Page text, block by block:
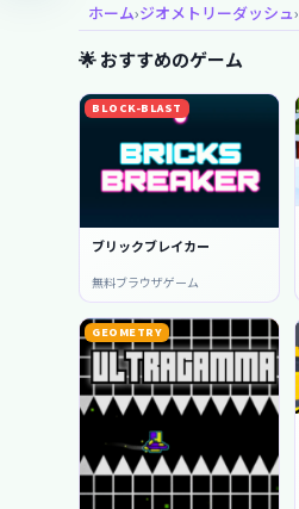
ホーム›ジオメトリーダッシュ›
🌟 おすすめのゲーム
BLOCK-BLAST
ブリックブレイカー
無料ブラウザゲーム
GEOMETRY